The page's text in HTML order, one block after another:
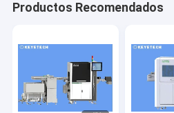
Productos Recomendados